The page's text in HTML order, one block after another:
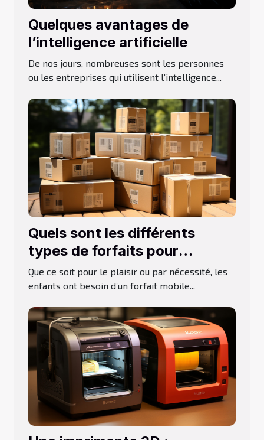
Quelques avantages de
l’intelligence artificielle
De nos jours, nombreuses sont les personnes
ou les entreprises qui utilisent l’intelligence...
Quels sont les différents
types de forfaits pour
adolescent ?
Que ce soit pour le plaisir ou par nécessité, les
enfants ont besoin d’un forfait mobile...